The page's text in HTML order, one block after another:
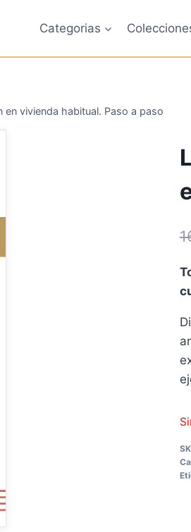
Categorias
en vivienda habitual. Paso a paso